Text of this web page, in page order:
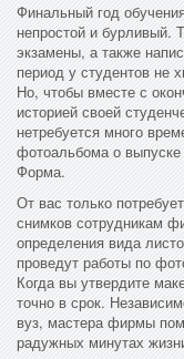
Финальный год
непростой и бурливый.
экзамены, а также
период у студентов не
Но, чтобы вместе с
историей своей
нетребуется много
фотоальбома о
Форма.
От вас только
снимков сотрудникам
определения вида
проведут работы по
Когда вы утвердите
точно в срок.
вуз, мастера фирмы
радужных минутах